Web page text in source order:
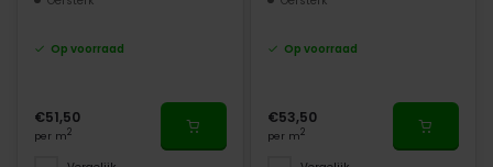
Op voorraad
€51,50
per m2
Op voorraad
€53,50
per m2